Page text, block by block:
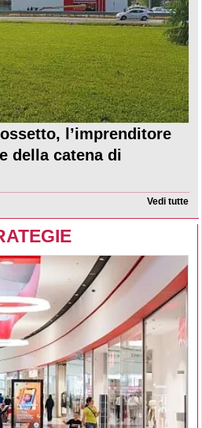
l’imprenditore
della catena di
Vedi tutte